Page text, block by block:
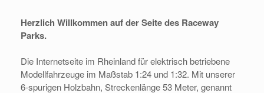
Herzlich Willkommenauf der Seite des Raceway
Parks.
Die Internetseite im Rheinland für elektrisch betriebene
Modellfahrzeuge im Maßstab 1:24 und 1:32. Mit unserer
6-spurigen Holzbahn, Streckenlänge 53 Meter, genannt